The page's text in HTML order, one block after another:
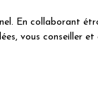
En collaborant
vous conseiller